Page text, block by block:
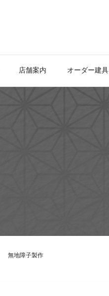
店舗案内 オーダー建具
無地障子製作